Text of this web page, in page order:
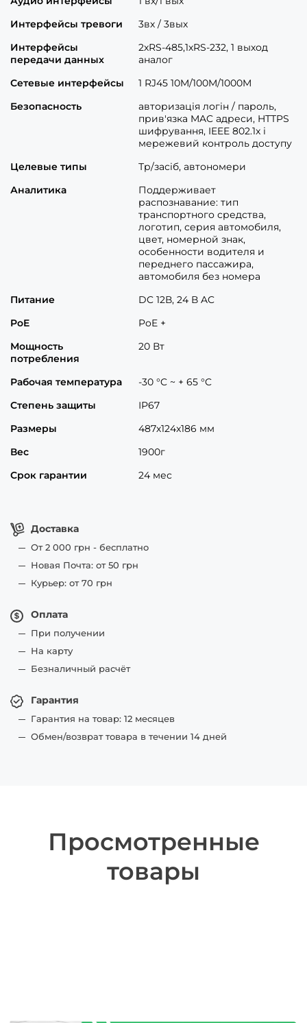
Доставка
От 2 000 грн - бесплатно
Новая Почта: от 50 грн
Курьер: от 70 грн
Оплата
При получении
На карту
Безналичный расчёт
Гарантия
Гарантия на товар: 12 месяцев
Обмен/возврат товара в течении 14 дней
Интерфейсы тревоги
3вх / 3вых
Интерфейсы
передачи данных
2хRS-485,1хRS-232, 1 выход
аналог
Сетевые интерфейсы
1 RJ45 10M/100M/1000M
Безопасность
авторизація логін / пароль,
прив'язка MAC адреси, HTTPS
шифрування, IEEE 802.1x і
мережевий контроль доступу
Целевые типы
Тр/засіб, автономери
Аналитика
Поддерживает
распознавание: тип
транспортного средства,
логотип, серия автомобиля,
цвет, номерной знак,
особенности водителя и
переднего пассажира,
автомобиля без номера
Питание
DC 12В, 24 В AC
PoE
PoE +
Мощность
потребления
20 Вт
Рабочая температура
-30 °C ~ + 65 °C
Степень защиты
ІР67
Размеры
487х124x186 мм
Вес
1900г
Срок гарантии
24 мес
Просмотренные
товары